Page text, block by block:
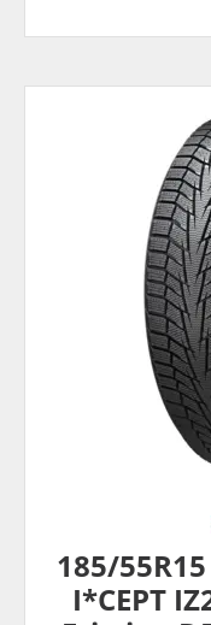
185/
I*CEPT